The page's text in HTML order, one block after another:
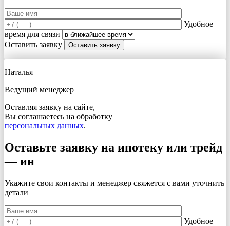
Удобное
время для связи
Оставить заявку
Наталья
Ведущий менеджер
Оставляя заявку на сайте,
Вы соглашаетесь на обработку
персональных данных.
Оставьте заявку на ипотеку или трейд
— ин
Укажите свои контакты и менеджер свяжется с вами уточнить
детали
Удобное